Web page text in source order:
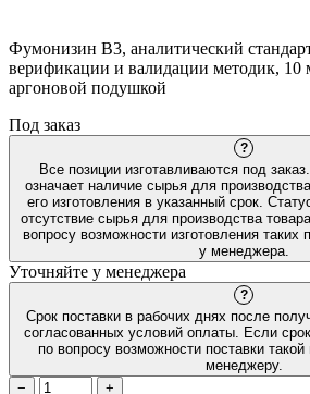
Фумонизин B3, аналитический
верификации и валидации методик, 10
аргоновой подушкой
Под заказ
?
Все позиции изготавливаются под
означает наличие сырья для
его изготовления в указанный срок.
отсутствие сырья для производства
вопросу возможности изготовления таких
у менеджера.
Уточняйте у менеджера
?
Срок поставки в рабочих днях после
согласованных условий оплаты. Если
по вопросу возможности поставки такой
менеджеру.
−
+